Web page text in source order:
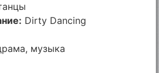
Dirty Dancing
музыка